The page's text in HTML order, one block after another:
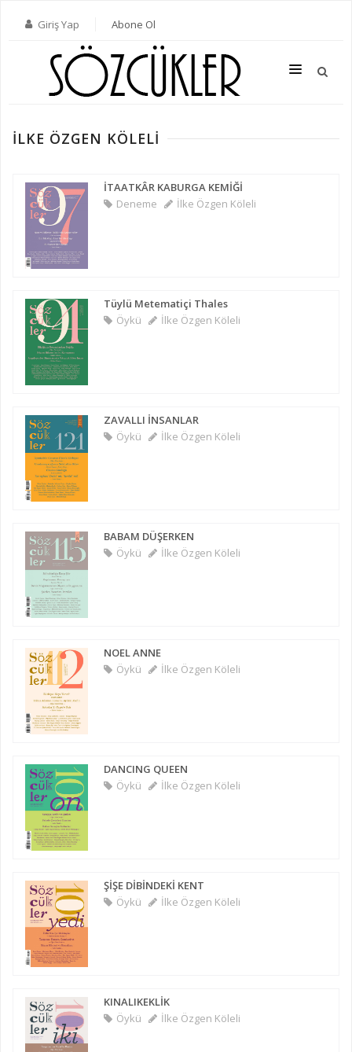
Giriş Yap Abone Ol
TÜM SAYILAR
KATEGORILER
YAZARLAR
ABONE OL
KITAPLAR
İLETIŞIM
İLKE ÖZGEN KÖLELI
İTAATKÂR KABURGA KEMİĞİ
Deneme
İlke Özgen Köleli
Tüylü Metematiçi Thales
Öykü
İlke Özgen Köleli
ZAVALLI İNSANLAR
Öykü
İlke Özgen Köleli
BABAM DÜŞERKEN
Öykü
İlke Özgen Köleli
NOEL ANNE
Öykü
İlke Özgen Köleli
DANCING QUEEN
Öykü
İlke Özgen Köleli
ŞİŞE DİBİNDEKİ KENT
Öykü
İlke Özgen Köleli
KINALIKEKLİK
Öykü
İlke Özgen Köleli